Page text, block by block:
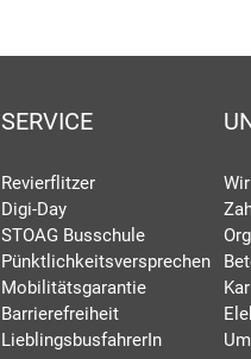
SERVICE
Revierflitzer
Digi-Day
STOAG Busschule
Pünktlichkeitsversprechen
Mobilitätsgarantie
Barrierefreiheit
LieblingsbusfahrerIn